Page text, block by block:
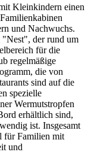
Kleinkindern einen
und Nachwuchs.
"Nest", der rund um
für die
regelmäßige
die von
sind auf die
spezielle
Wermutstropfen
erhältlich sind,
ist. Insgesamt
für Familien mit
und